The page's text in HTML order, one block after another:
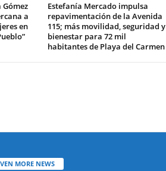
a
en
Estefanía Mercado impulsa
repavimentación de la Avenida
115; más movilidad, seguridad y
bienestar para 72 mil
habitantes de Playa del Carmen
MORE NEWS